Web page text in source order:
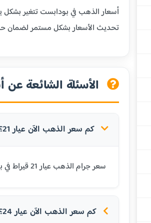
أسعار الذهب في بودابست تتغير بشكل
تحديث الأسعار بشكل مستمر لضمان
الأسئلة الشائعة
كم سعر الذهب الآن عيار 21؟
سعر جرام الذهب عيار 21 قيراط في بودابست اليوم هو 37610.71 فورنت مجري. يتم تحديث الأسعار بشكل يومي بناءً على أسعار السوق العالمية.
كم سعر الذهب الآن عيار 24؟